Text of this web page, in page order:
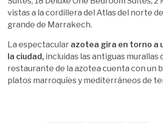
vistas a la cordillera del Atlas del norte
grande de Marrakech.
La espectacular azotea gira en torno a
la ciudad, incluidas las antiguas murallas
restaurante de la azotea cuenta con un
platos marroquíes y mediterráneos de